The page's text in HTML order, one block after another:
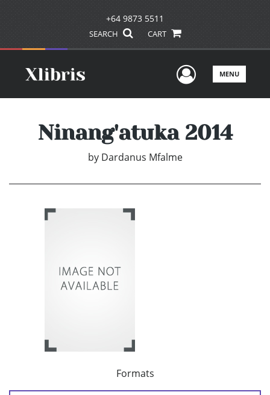
+64 9873 5511
SEARCH CART
UserMENU
Ninang'atuka 2014
by Dardanus Mfalme
Formats